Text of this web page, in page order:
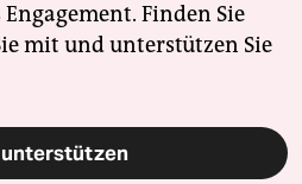
Finden Sie
mit und unterstützen Sie